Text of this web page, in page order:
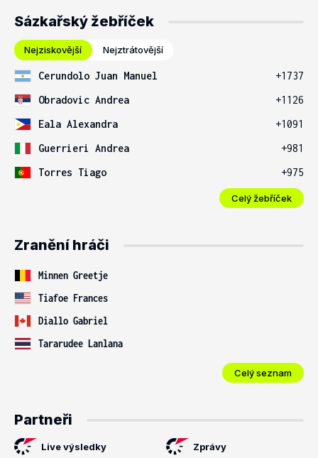
Sázkařský žebříček
Nejziskovější Nejztrátovější
Cerundolo Juan Manuel
+1737
Obradovic Andrea
+1126
Eala Alexandra
+1091
Guerrieri Andrea
+981
Torres Tiago
+975
Celý žebříček
Zranění hráči
Minnen Greetje
Tiafoe Frances
Diallo Gabriel
Tararudee Lanlana
Celý seznam
Partneři
Live výsledky Zprávy